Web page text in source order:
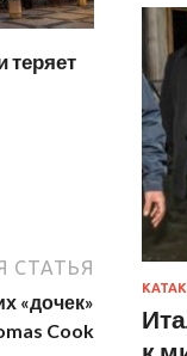
теряет
СТАТЬЯ
«дочек»
Cook